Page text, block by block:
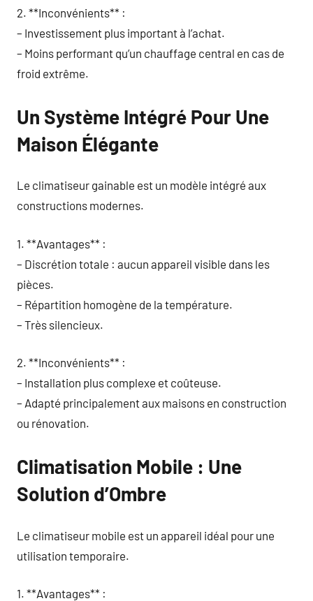
2. **Inconvénients** :
– Investissement plus important à l’achat.
– Moins performant qu’un chauffage central en cas de
froid extrême.
Un Système Intégré Pour Une
Maison Élégante
Le climatiseur gainable est un modèle intégré aux
constructions modernes.
1. **Avantages** :
– Discrétion totale : aucun appareil visible dans les
pièces.
– Répartition homogène de la température.
– Très silencieux.
2. **Inconvénients** :
– Installation plus complexe et coûteuse.
– Adapté principalement aux maisons en construction
ou rénovation.
Climatisation Mobile : Une
Solution d’Ombre
Le climatiseur mobile est un appareil idéal pour une
utilisation temporaire.
1. **Avantages** :